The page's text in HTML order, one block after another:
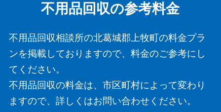
不用品回収の参考料金
不用品回収相談所の北葛城郡上牧町の料金プラ
ンを掲載しておりますので、料金のご参考にし
てください。
不用品回収の料金は、市区町村によって変わり
ますので、詳しくはお問い合わせください。